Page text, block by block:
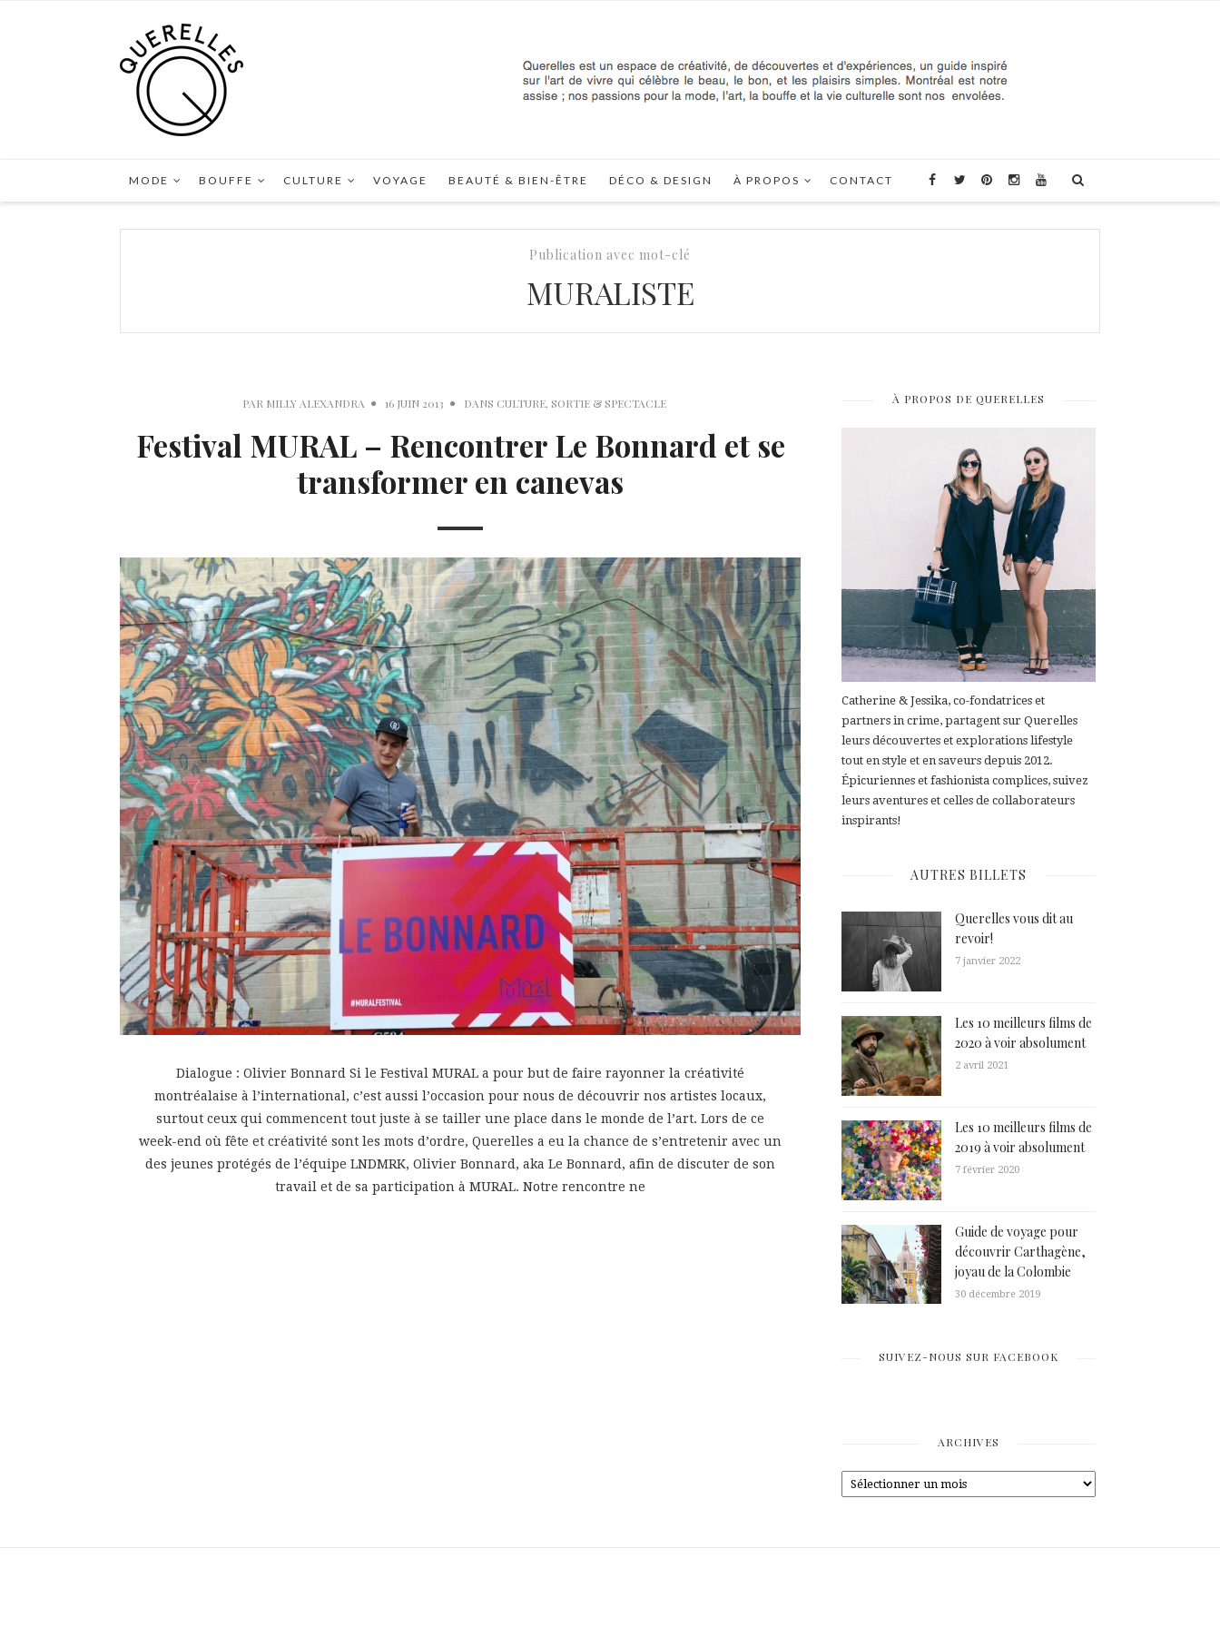
MODE BOUFFE CULTURE VOYAGE BEAUTÉ & BIEN-ÊTRE DÉCO & DESIGN À PROPOS CONTACT
Publication avec mot-clé
MURALISTE
PAR MILLY ALEXANDRA 16 JUIN 2013 DANS CULTURE, SORTIE & SPECTACLE
Festival MURAL – Rencontrer Le Bonnard et se
transformer en canevas
Dialogue : Olivier Bonnard Si le Festival MURAL a pour but de faire rayonner la créativité
montréalaise à l’international, c’est aussi l’occasion pour nous de découvrir nos artistes locaux,
surtout ceux qui commencent tout juste à se tailler une place dans le monde de l’art. Lors de ce
week-end où fête et créativité sont les mots d’ordre, Querelles a eu la chance de s’entretenir avec un
des jeunes protégés de l’équipe LNDMRK, Olivier Bonnard, aka Le Bonnard, afin de discuter de son
travail et de sa participation à MURAL. Notre rencontre ne
À PROPOS DE QUERELLES
Catherine & Jessika, co-fondatrices et
partners in crime, partagent sur Querelles
leurs découvertes et explorations lifestyle
tout en style et en saveurs depuis 2012.
Épicuriennes et fashionista complices, suivez
leurs aventures et celles de collaborateurs
inspirants!
AUTRES BILLETS
Querelles vous dit au
revoir!
7 janvier 2022
Les 10 meilleurs films de
2020 à voir absolument
2 avril 2021
Les 10 meilleurs films de
2019 à voir absolument
7 février 2020
Guide de voyage pour
découvrir Carthagène,
joyau de la Colombie
30 décembre 2019
SUIVEZ-NOUS SUR FACEBOOK
ARCHIVES